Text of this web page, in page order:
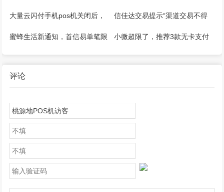
pos机推荐！
能用！
大量云闪付手机pos机关闭后，
怎么继续刷卡？
信佳达交易提示“渠道交易不得
大于100”还能用吗？其他解决方
蜜蜂生活新通知，首信易单笔限
小微超限了，推荐3款无卡支付
评论